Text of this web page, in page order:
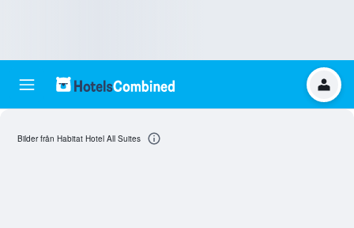
Bilder från Habitat Hotel All Suites